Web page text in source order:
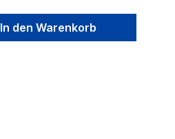
In den Warenkorb